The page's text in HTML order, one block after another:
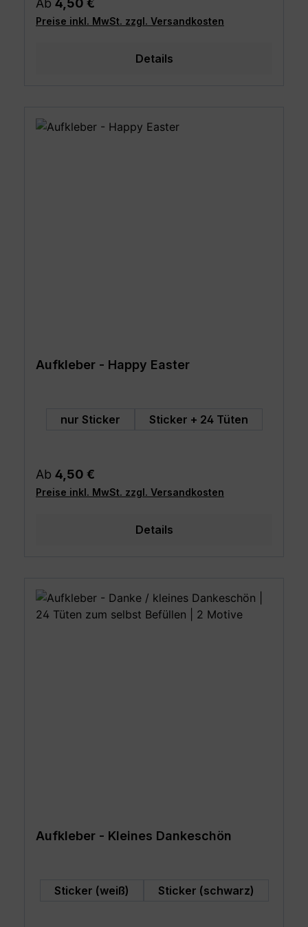
Ab 4,50 €
Preise inkl. MwSt. zzgl. Versandkosten
Details
Aufkleber - Happy Easter
auswählen
nur Sticker Sticker + 24 Tüten
Regulärer Preis:
Ab 4,50 €
Preise inkl. MwSt. zzgl. Versandkosten
Details
Aufkleber - Kleines Dankeschön
Artauswählen
Sticker (weiß) Sticker (schwarz)